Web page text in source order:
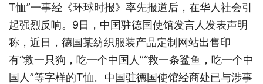
T恤”一事经《环球时报》率先报道后，在华人社会引
起强烈反响。9日，中国驻德国使馆发言人发表声明
称，近日，德国某纺织服装产品定制网站出售印
有“救一只狗，吃一个中国人”“救一条鲨鱼，吃一个中
国人”等字样的T恤。中国驻德国使馆经商处已与涉事